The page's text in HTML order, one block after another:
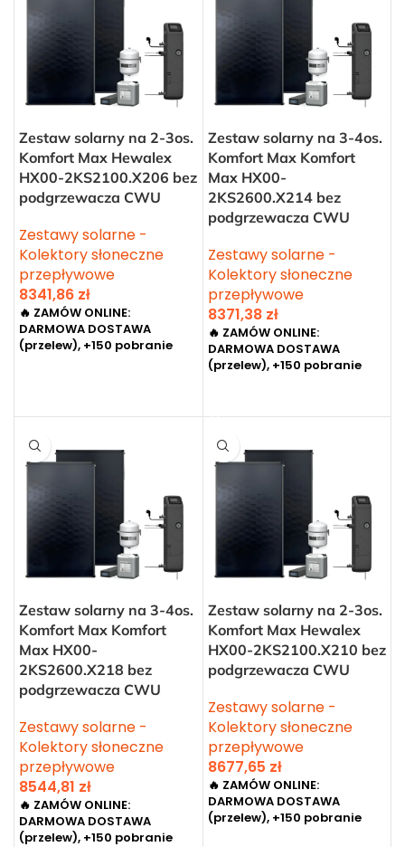
Zestaw solarny na 2-3os.
Komfort Max Hewalex
HX00-2KS2100.X206 bez
podgrzewacza CWU
Zestawy solarne -
Kolektory słoneczne
przepływowe
8341,86 zł
🔥 ZAMÓW ONLINE:
DARMOWA DOSTAWA
(przelew), +150 pobranie
Zestaw solarny na 3-4os.
Komfort Max Komfort
Max HX00-
2KS2600.X214 bez
podgrzewacza CWU
Zestawy solarne -
Kolektory słoneczne
przepływowe
8371,38 zł
🔥 ZAMÓW ONLINE:
DARMOWA DOSTAWA
(przelew), +150 pobranie
Zestaw solarny na 3-4os.
Komfort Max Komfort
Max HX00-
2KS2600.X218 bez
podgrzewacza CWU
Zestawy solarne -
Kolektory słoneczne
przepływowe
8544,81 zł
🔥 ZAMÓW ONLINE:
DARMOWA DOSTAWA
(przelew), +150 pobranie
Zestaw solarny na 2-3os.
Komfort Max Hewalex
HX00-2KS2100.X210 bez
podgrzewacza CWU
Zestawy solarne -
Kolektory słoneczne
przepływowe
8677,65 zł
🔥 ZAMÓW ONLINE:
DARMOWA DOSTAWA
(przelew), +150 pobranie